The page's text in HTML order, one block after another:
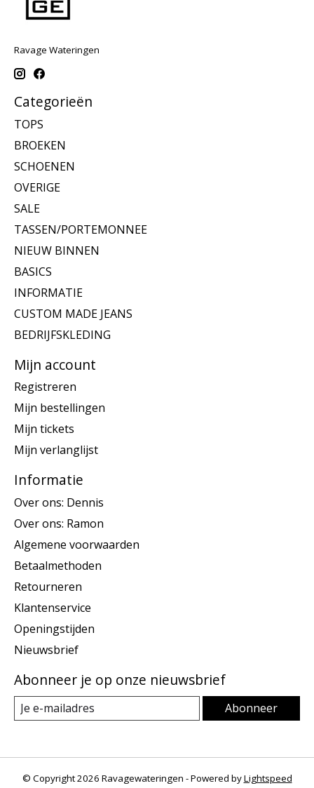
Ravage Wateringen
Categorieën
TOPS
BROEKEN
SCHOENEN
OVERIGE
SALE
TASSEN/PORTEMONNEE
NIEUW BINNEN
BASICS
INFORMATIE
CUSTOM MADE JEANS
BEDRIJFSKLEDING
Mijn account
Registreren
Mijn bestellingen
Mijn tickets
Mijn verlanglijst
Informatie
Over ons: Dennis
Over ons: Ramon
Algemene voorwaarden
Betaalmethoden
Retourneren
Klantenservice
Openingstijden
Nieuwsbrief
Abonneer je op onze nieuwsbrief
Abonneer
© Copyright 2026 Ravagewateringen - Powered byLightspeed